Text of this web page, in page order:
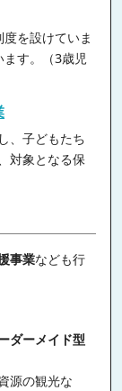
を設けていま
ます。（3歳児
、子どもたち
対象となる保
事業なども行
ダーメイド型
源の観光な